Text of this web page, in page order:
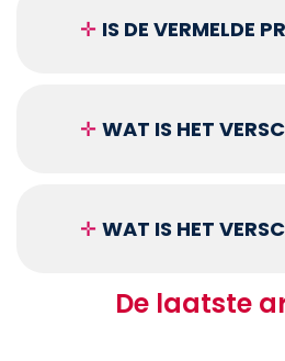
✛ IS DE VERMELDE
✛ WAT IS HET
✛ WAT IS HET
De laatste